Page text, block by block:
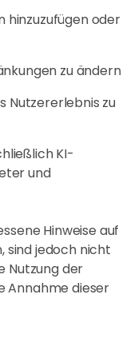
hinzuzufügen oder
zu ändern
Nutzererlebnis zu
KI-
und
Hinweise auf
sind jedoch nicht
Nutzung der
Annahme dieser